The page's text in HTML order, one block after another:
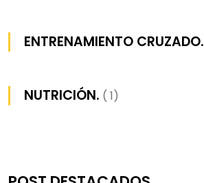
ENTRENAMIENTO CRUZADO.
NUTRICIÓN. ( 1)